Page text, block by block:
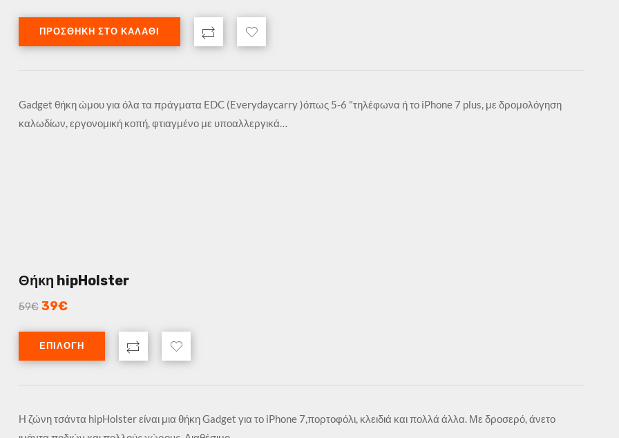
ΠΡΟΣΘΉΚΗ ΣΤΟ ΚΑΛΆΘΙ
Gadget θήκη ώμου για όλα τα πράγματα EDC (Everydaycarry )όπως 5-6 "τηλέφωνα ή το iPhone 7 plus, με δρομολόγηση
καλωδίων, εργονομική κοπή, φτιαγμένο με υποαλλεργικά…
Θήκη hipHolster
59€ 39€
ΕΠΙΛΟΓΉ
Η ζώνη τσάντα hipHolster είναι μια θήκη Gadget για το iPhone 7,πορτοφόλι, κλειδιά και πολλά άλλα. Με δροσερό, άνετο